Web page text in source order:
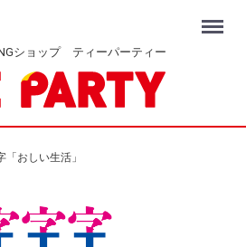
ショップ ティーパーティー
Menu
「おしい生活」